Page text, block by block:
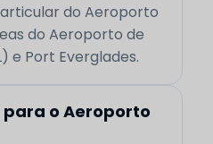
do Aeroporto
do Aeroporto de
e Port Everglades.
o Aeroporto